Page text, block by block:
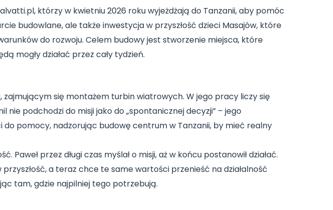
którzy w kwietniu 2026 roku wyjeżdżają do Tanzanii, aby pomóc
budowlane, ale także inwestycja w przyszłość dzieci Masajów, które
do rozwoju. Celem budowy jest stworzenie miejsca, które
mogły działać przez cały tydzień.
się montażem turbin wiatrowych. W jego pracy liczy się
podchodzi do misji jako do „spontanicznej decyzji” – jego
pomocy, nadzorując budowę centrum w Tanzanii, by mieć realny
przez długi czas myślał o misji, aż w końcu postanowił działać.
a teraz chce te same wartości przenieść na działalność
tam, gdzie najpilniej tego potrzebują.